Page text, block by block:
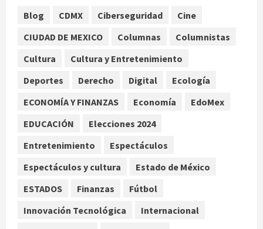
Perez Hilton es hospitalizado tras
autolesionarse en vivo por TikTok
agosto 6, 2026
Aficionado encara a Mikel Arriola en
vuelo y exige regreso del ascenso
Salud
Sectores obrero y empresarial
piden al IMSS nuevo hospital en
Blog CDMX Ciberseguridad
Cine
CIUDAD DE MEXICO
Columnas
Columnistas
Cultura
Cultura y Entretenimiento
Deportes
Derecho Digital
Ecología
ECONOMÍA Y FINANZAS
Economía
EdoMex
EDUCACIÓN
Elecciones 2024
Entretenimiento
Espectáculos
Espectáculos y cultura
Estado de México
ESTADOS
Finanzas
Fútbol
Innovación Tecnológica
Internacional